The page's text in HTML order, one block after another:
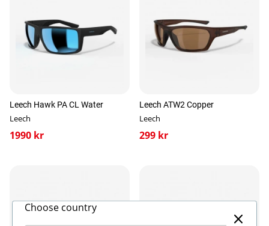
Leech Hawk PA CL Water
Leech
1990 kr
Leech ATW2 Copper
Leech
299 kr
Choose country